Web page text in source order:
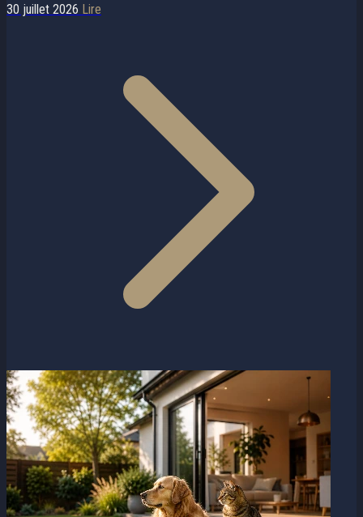
30 juillet 2026 Lire